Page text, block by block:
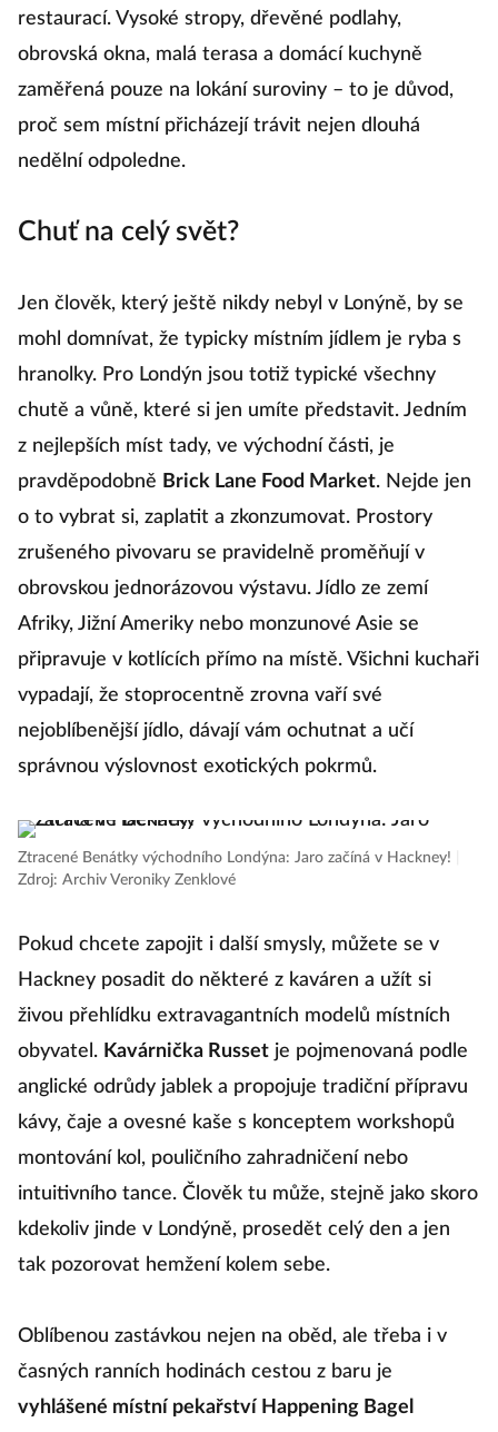
restaurací. Vysoké stropy, dřevěné podlahy,
obrovská okna, malá terasa a domácí kuchyně
zaměřená pouze na lokání suroviny – to je důvod,
proč sem místní přicházejí trávit nejen dlouhá
nedělní odpoledne.
Chuť na celý svět?
Jen člověk, který ještě nikdy nebyl v Lonýně, by se
mohl domnívat, že typicky místním jídlem je ryba s
hranolky. Pro Londýn jsou totiž typické všechny
chutě a vůně, které si jen umíte představit. Jedním
z nejlepších míst tady, ve východní části, je
pravděpodobně Brick Lane Food Market. Nejde jen
o to vybrat si, zaplatit a zkonzumovat. Prostory
zrušeného pivovaru se pravidelně proměňují v
obrovskou jednorázovou výstavu. Jídlo ze zemí
Afriky, Jižní Ameriky nebo monzunové Asie se
připravuje v kotlících přímo na místě. Všichni kuchaři
vypadají, že stoprocentně zrovna vaří své
nejoblíbenější jídlo, dávají vám ochutnat a učí
správnou výslovnost exotických pokrmů.
Ztracené Benátky východního Londýna: Jaro začíná v Hackney!
Zdroj: Archiv Veroniky Zenklové
Pokud chcete zapojit i další smysly, můžete se v
Hackney posadit do některé z kaváren a užít si
živou přehlídku extravagantních modelů místních
obyvatel. Kavárnička Russet je pojmenovaná podle
anglické odrůdy jablek a propojuje tradiční přípravu
kávy, čaje a ovesné kaše s konceptem workshopů
montování kol, pouličního zahradničení nebo
intuitivního tance. Člověk tu může, stejně jako skoro
kdekoliv jinde v Londýně, prosedět celý den a jen
tak pozorovat hemžení kolem sebe.
Oblíbenou zastávkou nejen na oběd, ale třeba i v
časných ranních hodinách cestou z baru je
vyhlášené místní pekařství Happening Bagel